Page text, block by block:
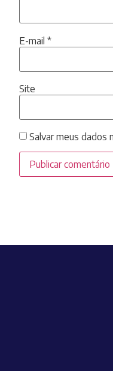
E-mail *
Site
Salvar meus dados